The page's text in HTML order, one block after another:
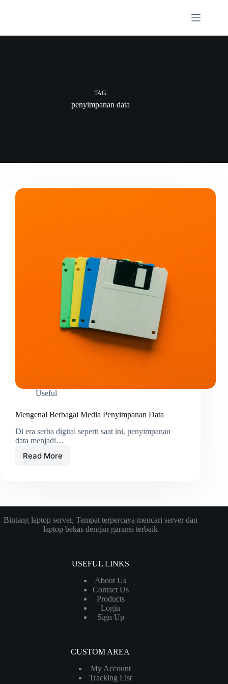
TAG
penyimpanan data
Useful
Mengenal Berbagai Media Penyimpanan Data
Di era serba digital seperti saat ini, penyimpanan
data menjadi…
Read More
Mengenal
Bintang laptop server, Tempat terpercaya mencari server dan
laptop bekas dengan garansi terbaik
USEFUL LINKS
About Us
Contact Us
Products
Login
Sign Up
CUSTOM AREA
My Account
Tracking List